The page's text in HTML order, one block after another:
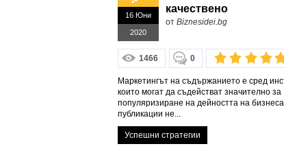
16 Юни
2020
качествено
от Biznesidei.bg
1466 0
Маркетингът на съдържанието е сред
които могат да съдействат значително за
популяризиране на дейността на
публикации не...
Успешни стратегии